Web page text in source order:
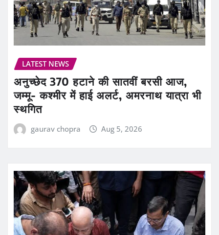
LATEST NEWS
अनुच्छेद 370 हटाने की सातवीं बरसी आज,
जम्मू- कश्मीर में हाई अलर्ट, अमरनाथ यात्रा भी
स्थगित
gaurav chopra Aug 5, 2026